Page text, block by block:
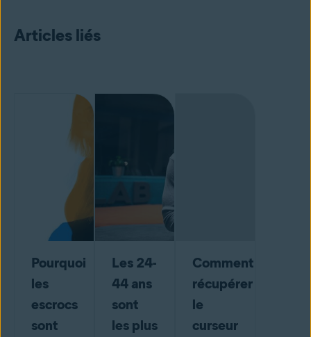
Articles liés
Pourquoi
les
escrocs
sont
Les 24-
44 ans
sont
les plus
Comment
récupérer
le
curseur